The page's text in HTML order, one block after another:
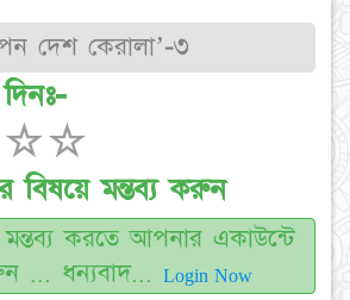
দেশ কেরালা’-৩
☆
☆
বিষয়ে মন্তব্য করুন
মন্তব্য করতে আপনার একাউন্টে
... ধন্যবাদ...
Login Now